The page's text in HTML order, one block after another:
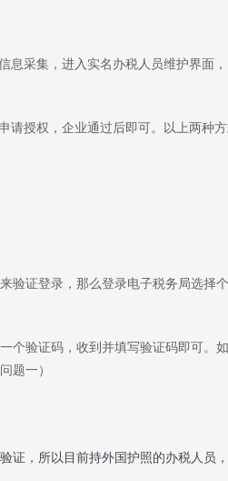
采集，进入实名办税人员维护界面
授权，企业通过后即可。以上两种
验证登录，那么登录电子税务局选择
个验证码，收到并填写验证码即可。
题一）
，所以目前持外国护照的办税人员